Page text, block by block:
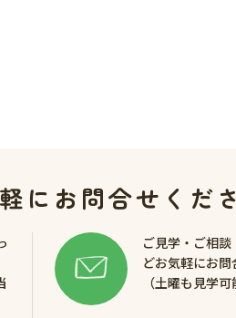
にお問合せくだ
ご見学・ご相
どお気軽にお
（土曜も見学